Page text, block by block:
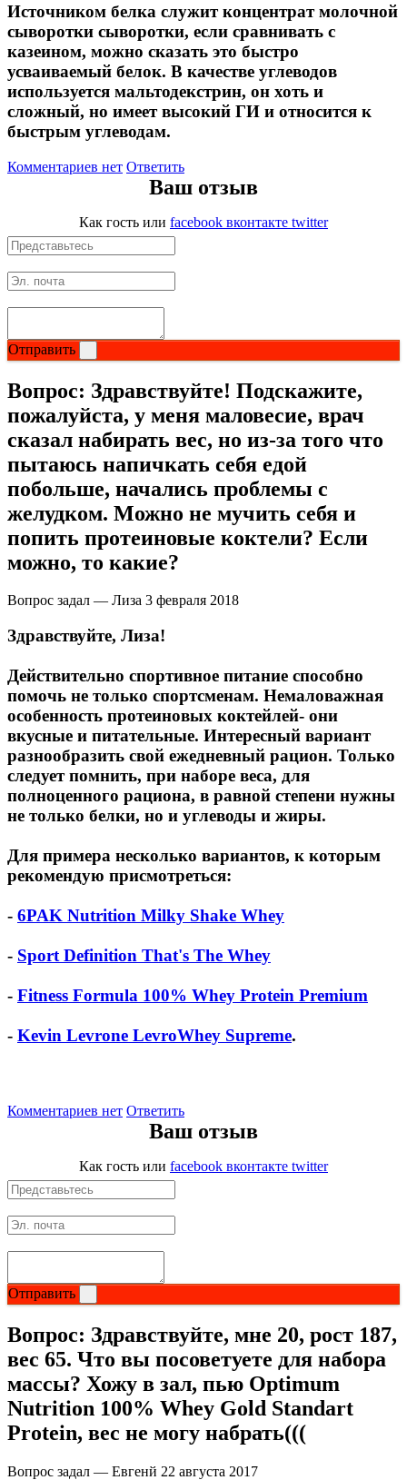
Источником белка служит концентрат молочной
сыворотки сыворотки, если сравнивать с
казеином, можно сказать это быстро
усваиваемый белок. В качестве углеводов
используется мальтодекстрин, он хоть и
сложный, но имеет высокий ГИ и относится к
быстрым углеводам.
Комментариев нет Ответить
Ваш отзыв
Как гость или facebook вконтакте twitter
Отправить
Вопрос: Здравствуйте! Подскажите,
пожалуйста, у меня маловесие, врач
сказал набирать вес, но из-за того что
пытаюсь напичкать себя едой
побольше, начались проблемы с
желудком. Можно не мучить себя и
попить протеиновые коктели? Если
можно, то какие?
Вопрос задал — Лиза 3 февраля 2018
Здравствуйте, Лиза!
Действительно спортивное питание способно
помочь не только спортсменам. Немаловажная
особенность протеиновых коктейлей- они
вкусные и питательные. Интересный вариант
разнообразить свой ежедневный рацион. Только
следует помнить, при наборе веса, для
полноценного рациона, в равной степени нужны
не только белки, но и углеводы и жиры.
Для примера несколько вариантов, к которым
рекомендую присмотреться:
- 6PAK Nutrition Milky Shake Whey
- Sport Definition That's The Whey
- Fitness Formula 100% Whey Protein Premium
- Kevin Levrone LevroWhey Supreme.
Комментариев нет Ответить
Ваш отзыв
Как гость или facebook вконтакте twitter
Отправить
Вопрос: Здравствуйте, мне 20, рост 187,
вес 65. Что вы посоветуете для набора
массы? Хожу в зал, пью Optimum
Nutrition 100% Whey Gold Standart
Protein, вес не могу набрать(((
Вопрос задал — Евгенй 22 августа 2017